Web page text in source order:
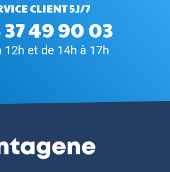
CLIENT 5J/7
49 90 03
12h et de 14h à 17h